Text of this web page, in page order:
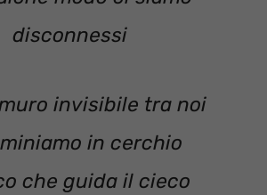
disconnessi
muro invisibile tra noi
in cerchio
che guida il cieco